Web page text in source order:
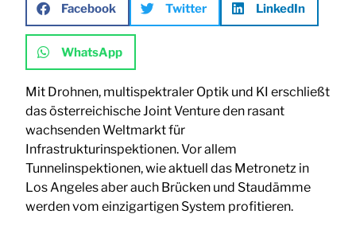
Facebook Twitter LinkedIn
WhatsApp
Mit Drohnen, multispektraler Optik und KI erschließt
das österreichische Joint Venture den rasant
wachsenden Weltmarkt für
Infrastrukturinspektionen. Vor allem
Tunnelinspektionen, wie aktuell das Metronetz in
Los Angeles aber auch Brücken und Staudämme
werden vom einzigartigen System profitieren.